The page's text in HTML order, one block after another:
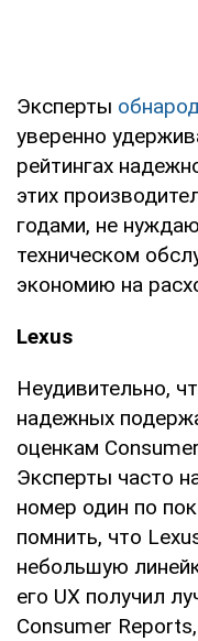
Эксперты
уверенно
рейтингах
этих
годами, не
техническом
экономию на
Lexus
Неудивительно,
надежных
оценкам
Эксперты часто
номер один по
помнить, что
небольшую
его UX получил
Consumer